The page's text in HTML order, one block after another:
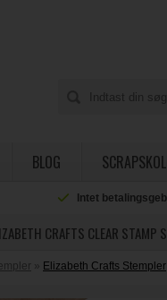
BLOG
Intet
CRAFTS CLEAR STAMP
» Elizabeth Crafts Stempler